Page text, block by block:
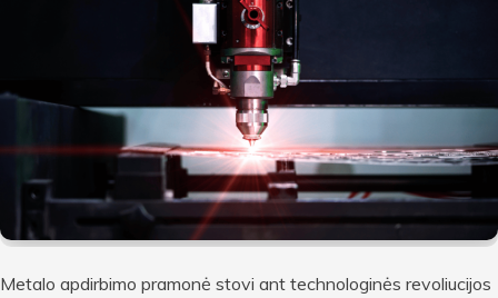
Metalo apdirbimo pramonė stovi ant technologinės revoliucijos